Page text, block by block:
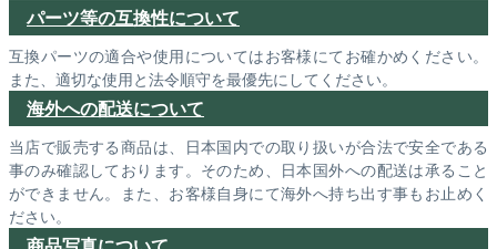
パーツ等の互換性について
互換パーツの適合や使用についてはお客様にてお確かめください。
また、適切な使用と法令順守を最優先にしてください。
海外への配送について
当店で販売する商品は、日本国内での取り扱いが合法で安全である
事のみ確認しております。そのため、日本国外への配送は承ること
ができません。また、お客様自身にて海外へ持ち出す事もお止めく
ださい。